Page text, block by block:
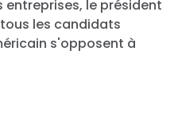
entreprises, le président
les candidats
s'opposent à